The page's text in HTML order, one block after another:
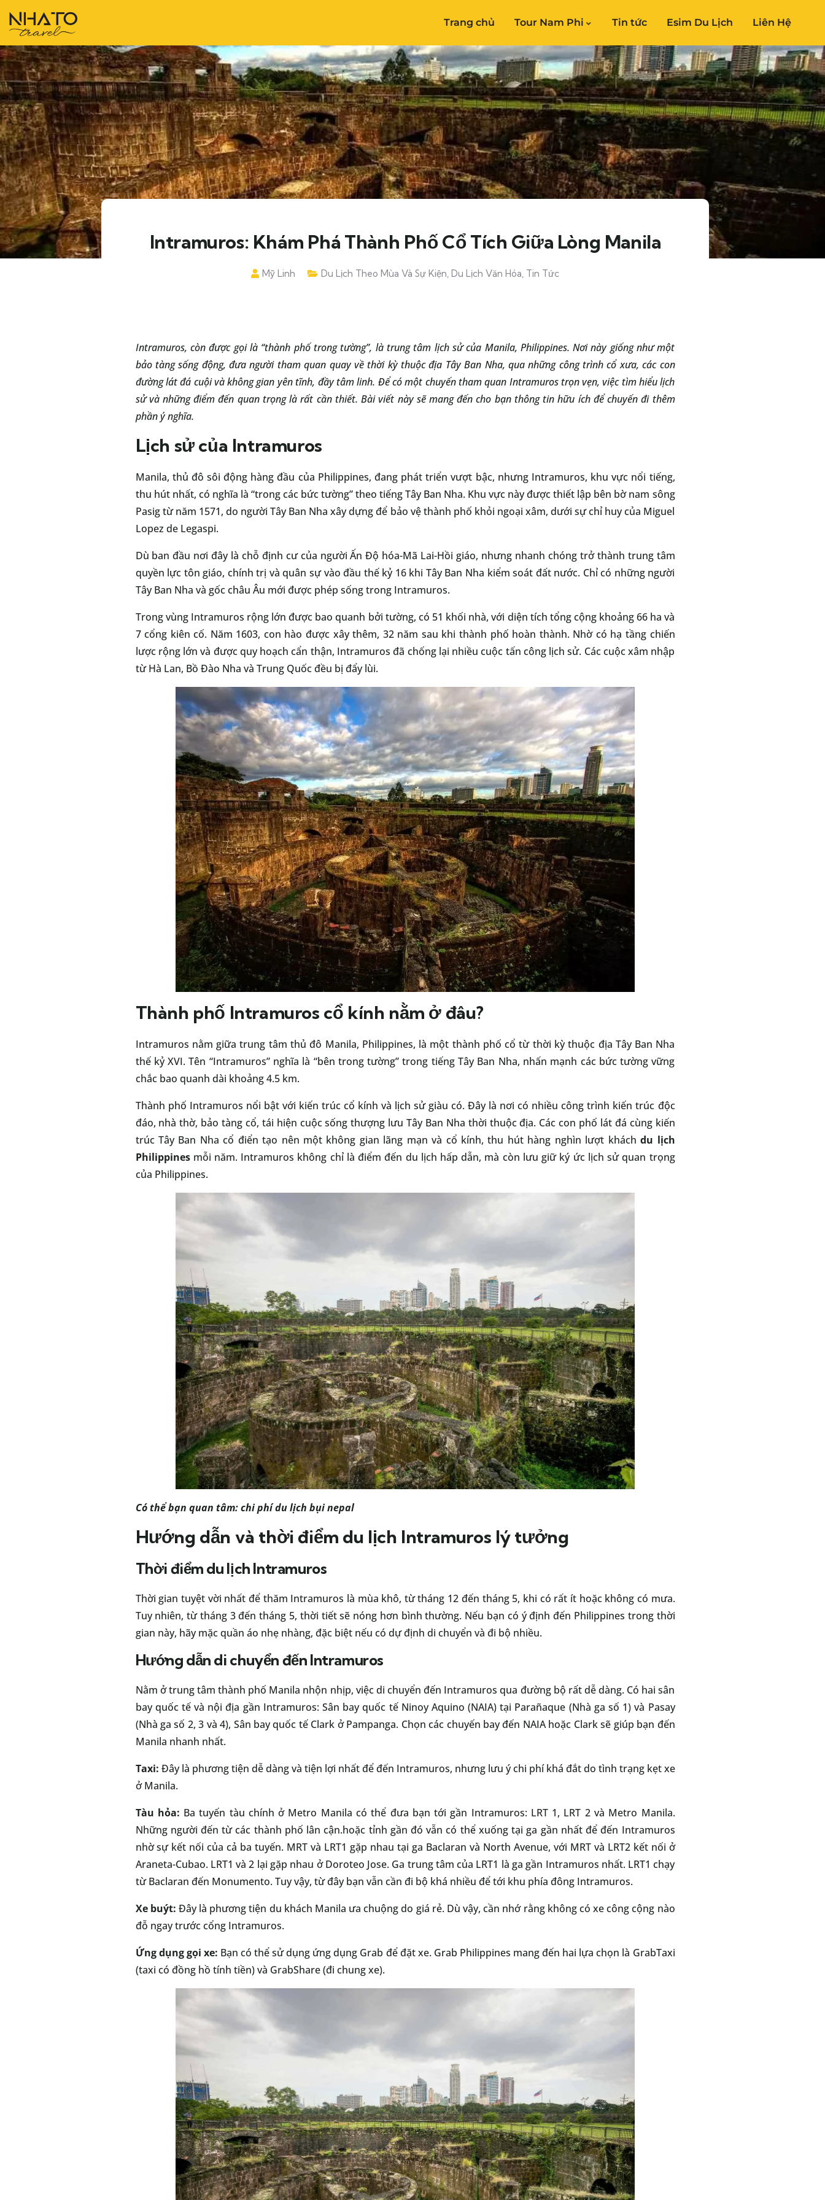
Trang chủ Tour Nam Phi Tin tức Esim Du Lịch Liên Hệ
Intramuros: Khám Phá Thành Phố Cổ Tích Giữa Lòng Manila
Mỹ Linh Du Lịch Theo Mùa Và Sự Kiện, Du Lịch Văn Hóa, Tin Tức
Intramuros, còn được gọi là “thành phố trong tường”, là trung tâm lịch sử của Manila, Philippines. Nơi này giống như một
bảo tàng sống động, đưa người tham quan quay về thời kỳ thuộc địa Tây Ban Nha, qua những công trình cổ xưa, các con
đường lát đá cuội và không gian yên tĩnh, đầy tâm linh. Để có một chuyến tham quan Intramuros trọn vẹn, việc tìm hiểu lịch
sử và những điểm đến quan trọng là rất cần thiết. Bài viết này sẽ mang đến cho bạn thông tin hữu ích để chuyến đi thêm
phần ý nghĩa.
Lịch sử của Intramuros
Manila, thủ đô sôi động hàng đầu của Philippines, đang phát triển vượt bậc, nhưng Intramuros, khu vực nổi tiếng,
thu hút nhất, có nghĩa là “trong các bức tường” theo tiếng Tây Ban Nha. Khu vực này được thiết lập bên bờ nam sông
Pasig từ năm 1571, do người Tây Ban Nha xây dựng để bảo vệ thành phố khỏi ngoại xâm, dưới sự chỉ huy của Miguel
Lopez de Legaspi.
Dù ban đầu nơi đây là chỗ định cư của người Ấn Độ hóa-Mã Lai-Hồi giáo, nhưng nhanh chóng trở thành trung tâm
quyền lực tôn giáo, chính trị và quân sự vào đầu thế kỷ 16 khi Tây Ban Nha kiểm soát đất nước. Chỉ có những người
Tây Ban Nha và gốc châu Âu mới được phép sống trong Intramuros.
Trong vùng Intramuros rộng lớn được bao quanh bởi tường, có 51 khối nhà, với diện tích tổng cộng khoảng 66 ha và
7 cổng kiên cố. Năm 1603, con hào được xây thêm, 32 năm sau khi thành phố hoàn thành. Nhờ có hạ tầng chiến
lược rộng lớn và được quy hoạch cẩn thận, Intramuros đã chống lại nhiều cuộc tấn công lịch sử. Các cuộc xâm nhập
từ Hà Lan, Bồ Đào Nha và Trung Quốc đều bị đẩy lùi.
Thành phố Intramuros cổ kính nằm ở đâu?
Intramuros nằm giữa trung tâm thủ đô Manila, Philippines, là một thành phố cổ từ thời kỳ thuộc địa Tây Ban Nha
thế kỷ XVI. Tên “Intramuros” nghĩa là “bên trong tường” trong tiếng Tây Ban Nha, nhấn mạnh các bức tường vững
chắc bao quanh dài khoảng 4.5 km.
Thành phố Intramuros nổi bật với kiến trúc cổ kính và lịch sử giàu có. Đây là nơi có nhiều công trình kiến trúc độc
đáo, nhà thờ, bảo tàng cổ, tái hiện cuộc sống thượng lưu Tây Ban Nha thời thuộc địa. Các con phố lát đá cùng kiến
trúc Tây Ban Nha cổ điển tạo nên một không gian lãng mạn và cổ kính, thu hút hàng nghìn lượt kháchdu lịch
Philippinesmỗi năm. Intramuros không chỉ là điểm đến du lịch hấp dẫn, mà còn lưu giữ ký ức lịch sử quan trọng
của Philippines.
Có thể bạn quan tâm:chi phí du lịch bụi nepal
Hướng dẫn và thời điểm du lịch Intramuros lý tưởng
Thời điểm du lịch Intramuros
Thời gian tuyệt vời nhất để thăm Intramuros là mùa khô, từ tháng 12 đến tháng 5, khi có rất ít hoặc không có mưa.
Tuy nhiên, từ tháng 3 đến tháng 5, thời tiết sẽ nóng hơn bình thường. Nếu bạn có ý định đến Philippines trong thời
gian này, hãy mặc quần áo nhẹ nhàng, đặc biệt nếu có dự định di chuyển và đi bộ nhiều.
Hướng dẫn di chuyển đến Intramuros
Nằm ở trung tâm thành phố Manila nhộn nhịp, việc di chuyển đến Intramuros qua đường bộ rất dễ dàng. Có hai sân
bay quốc tế và nội địa gần Intramuros: Sân bay quốc tế Ninoy Aquino (NAIA) tại Parañaque (Nhà ga số 1) và Pasay
(Nhà ga số 2, 3 và 4), Sân bay quốc tế Clark ở Pampanga. Chọn các chuyến bay đến NAIA hoặc Clark sẽ giúp bạn đến
Manila nhanh nhất.
Taxi: Đây là phương tiện dễ dàng và tiện lợi nhất để đến Intramuros, nhưng lưu ý chi phí khá đắt do tình trạng kẹt xe
ở Manila.
Tàu hỏa: Ba tuyến tàu chính ở Metro Manila có thể đưa bạn tới gần Intramuros: LRT 1, LRT 2 và Metro Manila.
Những người đến từ các thành phố lân cận.hoặc tỉnh gần đó vẫn có thể xuống tại ga gần nhất để đến Intramuros
nhờ sự kết nối của cả ba tuyến. MRT và LRT1 gặp nhau tại ga Baclaran và North Avenue, với MRT và LRT2 kết nối ở
Araneta-Cubao. LRT1 và 2 lại gặp nhau ở Doroteo Jose. Ga trung tâm của LRT1 là ga gần Intramuros nhất. LRT1 chạy
từ Baclaran đến Monumento. Tuy vậy, từ đây bạn vẫn cần đi bộ khá nhiều để tới khu phía đông Intramuros.
Xe buýt: Đây là phương tiện du khách Manila ưa chuộng do giá rẻ. Dù vậy, cần nhớ rằng không có xe công cộng nào
đỗ ngay trước cổng Intramuros.
Ứng dụng gọi xe: Bạn có thể sử dụng ứng dụng Grab để đặt xe. Grab Philippines mang đến hai lựa chọn là GrabTaxi
(taxi có đồng hồ tính tiền) và GrabShare (đi chung xe).